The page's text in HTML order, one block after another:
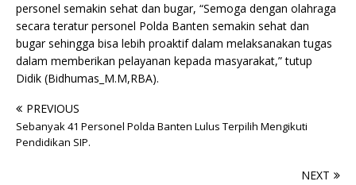
personel semakin sehat dan bugar, “Semoga dengan olahraga
secara teratur personel Polda Banten semakin sehat dan
bugar sehingga bisa lebih proaktif dalam melaksanakan tugas
dalam memberikan pelayanan kepada masyarakat,” tutup
Didik (Bidhumas_M.M,RBA).
PREVIOUS
Sebanyak 41 Personel Polda Banten Lulus Terpilih Mengikuti
Pendidikan SIP.
NEXT